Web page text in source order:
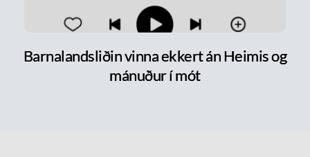
Barnalandsliðin vinna ekkert án Heimis og
mánuður í mót